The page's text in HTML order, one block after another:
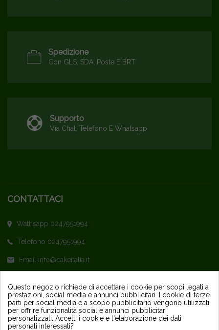
Spedizione
Con GLS, SDA, Poste E BRT
Supporto
Via Chat, Telefono E Whatsapp
CONTATTACI
Wathsapp 0247951994
Telefono 0247951994
Email info@cakeitalia.it
dalle ore 9,30 alle 14 e dalle 15 alle 18
Questo negozio richiede di accettare i cookie per scopi legati a
prestazioni, social media e annunci pubblicitari. I cookie di terze
parti per social media e a scopo pubblicitario vengono utilizzati
per offrire funzionalità social e annunci pubblicitari
personalizzati. Accetti i cookie e l'elaborazione dei dati
personali interessati?